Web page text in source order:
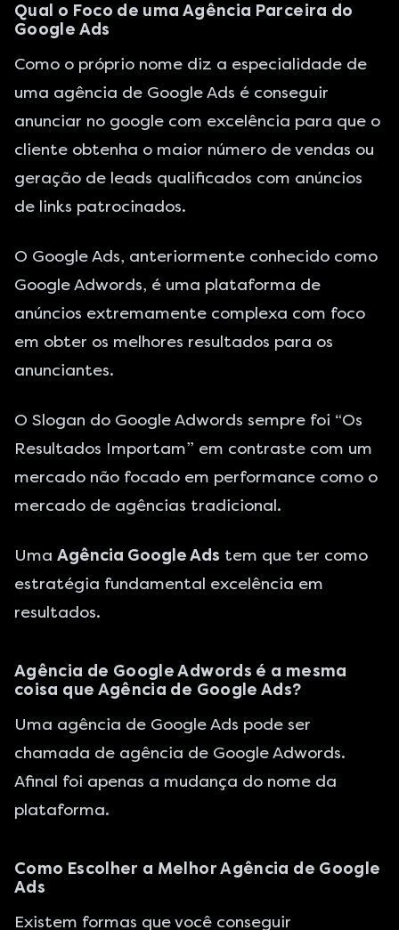
Qual o Foco de uma Agência Parceira do
Google Ads
Como o próprio nome diz a especialidade de
uma agência de Google Ads é conseguir
anunciar no google com excelência para que o
cliente obtenha o maior número de vendas ou
geração de leads qualificados com anúncios
de links patrocinados.
O Google Ads, anteriormente conhecido como
Google Adwords, é uma plataforma de
anúncios extremamente complexa com foco
em obter os melhores resultados para os
anunciantes.
O Slogan do Google Adwords sempre foi “Os
Resultados Importam” em contraste com um
mercado não focado em performance como o
mercado de agências tradicional.
Uma Agência Google Ads tem que ter como
estratégia fundamental excelência em
resultados.
Agência de Google Adwords é a mesma
coisa que Agência de Google Ads?
Uma agência de Google Ads pode ser
chamada de agência de Google Adwords.
Afinal foi apenas a mudança do nome da
plataforma.
Como Escolher a Melhor Agência de Google
Ads
Existem formas que você conseguir